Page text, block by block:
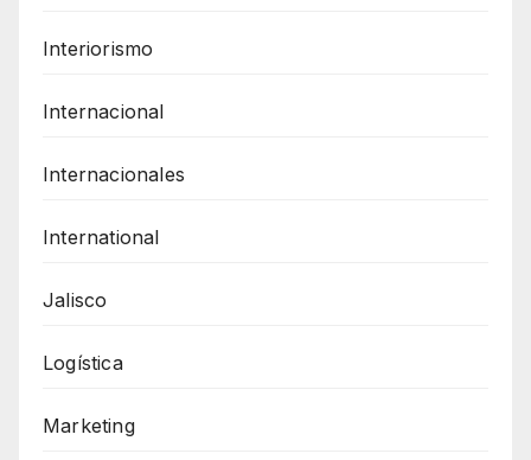
Interiorismo
Internacional
Internacionales
International
Jalisco
Logística
Marketing